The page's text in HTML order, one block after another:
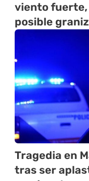
viento
posible
Tragedia en
tras ser